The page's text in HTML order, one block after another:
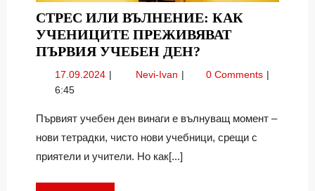
СТРЕС ИЛИ ВЪЛНЕНИЕ: КАК
УЧЕНИЦИТЕ ПРЕЖИВЯВАТ
ПЪРВИЯ УЧЕБЕН ДЕН?
ИЛИ
ВЪЛНЕНИЕ:
УЧЕНИЦИТЕ
ПРЕЖИВЯВАТ
17.09.2024 17.09.2024Nevi-Ivan Стрес
как
учениците
преживяват
първия
0 Comments
6:45
Първият учебен ден винаги е вълнуващ момент –
нови тетрадки, чисто нови учебници, срещи с
приятели и учители. Но как[...]